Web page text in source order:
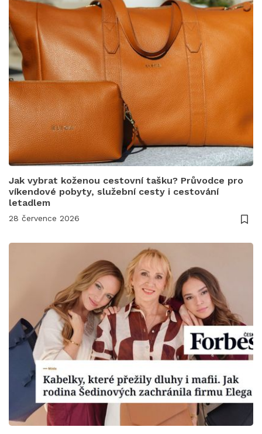
Jak vybrat koženou cestovní tašku? Průvodce pro
víkendové pobyty, služební cesty i cestování
letadlem
28 července 2026